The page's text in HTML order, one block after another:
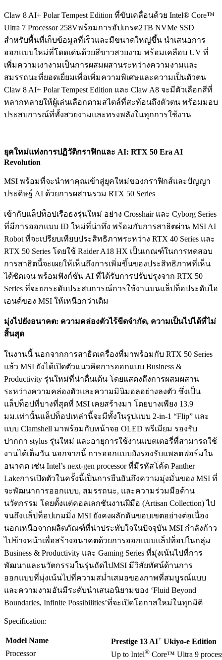
Claw 8 AI+ Polar Tempest Edition ที่ขับเคลื่อนด้วย Intel® Core™
Ultra 7 Processor 258Vพร้อมการอัปเกรด2TB NVMe SSD
สำหรับพื้นที่เก็บข้อมูลที่เร็วและมีขนาดใหญ่ขึ้น นำเสนอการ
ออกแบบใหม่ที่โดดเด่นด้วยสีขาวสวยงาม พร้อมเคลือบ UV ที่
เพิ่มความเงางามเป็นการผสมผสานระหว่างความงามและ
สมรรถนะที่ยอดเยี่ยมเพื่อเพิ่มความพิเศษและความเป็นตัวตน
Claw 8 AI+ Polar Tempest Edition และ Claw A8 จะมีตัวเลือกสีที่
หลากหลายให้ผู้เล่นเลือกตามสไตล์ที่สะท้อนถึงตัวตน พร้อมมอบ
ประสบการณ์ที่ทั้งสวยงามและทรงพลังในทุกการใช้งาน
ยุคใหม่แห่งการปฏิวัติกราฟิกและ AI: RTX 50 Era AI
Revolution
MSI พร้อมที่จะนำพาคุณเข้าสู่ยุคใหม่ของกราฟิกส์และปัญญา
ประดิษฐ์ AI ด้วยการผสานรวม RTX 50 Series
เข้ากับแล็ปท็อปเรือธงรุ่นใหม่ อย่าง Crosshair และ Cyborg Series
ที่มีการออกแบบ ID ใหม่ที่น่าทึ่ง พร้อมกับการสาธิตผ่าน MSI AI
Robot ที่จะเปรียบเทียบประสิทธิภาพระหว่าง RTX 40 Series และ
RTX 50 Series โดยใช้ Raider A18 HX เป็นเกณฑ์ในการทดสอบ
การสาธิตนี้จะเผยให้เห็นถึงการเพิ่มขึ้นของประสิทธิภาพที่เห็น
ได้ชัดเจน พร้อมฟังก์ชัน AI ที่ได้รับการปรับปรุงจาก RTX 50
Series ที่จะยกระดับประสบการณ์การใช้งานบนแล็ปท็อประดับไฮ
เอนด์ของ MSI ให้เหนือกว่าเดิม
มุ่งไปยังอนาคต: ความคล่องตัวไร้ขีดจำกัด, ความเป็นไปได้ที่ไม่
สิ้นสุด
ในงานนี้ นอกจากการสาธิตเครื่องที่มาพร้อมกับ RTX 50 Series
แล้ว MSI ยังได้เปิดตัวแนวคิดการออกแบบ Business &
Productivity รุ่นใหม่ที่น่าตื่นเต้น โดยแสดงถึงการผสมผสาน
ระหว่างความคล่องตัวและความมินิมอลอย่างลงตัว ซึ่งเป็น
แล็ปท็อปที่บางที่สุดที่ MSI เคยสร้างมา โดยบางเพียง 13.9
มม.เท่านั้นแล็ปท็อปเหล่านี้จะมีทั้งในรูปแบบ 2-in-1 “Flip” และ
แบบ Clamshell มาพร้อมกับหน้าจอ OLED พรีเมียม รองรับ
ปากกา stylus รุ่นใหม่ และอายุการใช้งานแบตเตอรี่ที่สามารถใช้
งานได้เต็มวัน นอกจากนี้ การออกแบบยังรองรับแพลตฟอร์มใน
อนาคต เช่น Intel’s next-gen processor ที่มีรหัสโค้ด Panther
Lakeการเปิดตัวในครั้งนี้เป็นการยืนยันถึงความมุ่งมั่นของ MSI ที่
จะพัฒนาการออกแบบ, สมรรถนะ, และความร่วมมือด้าน
นวัตกรรม โดยตั้งแต่คอลเลกชันงานฝีมือ (Artisan Collection) ไป
จนถึงแล็ปท็อปเกมมิ่ง MSI ยังคงผลักดันขอบเขตอย่างต่อเนื่อง
นอกเหนือจากผลิตภัณฑ์ที่น่าประทับใจในปัจจุบัน MSI กำลังก้าว
ไปข้างหน้าเพื่อสร้างอนาคตด้วยการออกแบบแล็ปท็อปในกลุ่ม
Business & Productivity และ Gaming Series ที่มุ่งเน้นไปที่การ
พัฒนาและนวัตกรรมในรุ่นถัดไปMSI มีวิสัยทัศน์ด้านการ
ออกแบบที่มุ่งเน้นไปที่ความสม่ำเสมอของภาพที่สมบูรณ์แบบ
และความงามอันมีระดับนำเสนอนิยามของ ‘Fluid Beyond
Boundaries, Infinite Possibilities’ที่จะเปิดโอกาสใหม่ในทุกมิติ
Specification:
Model Name Prestige 13 AI+ Ukiyo-e Edition
Processor
Up to Intel® Core™ Ultra 9